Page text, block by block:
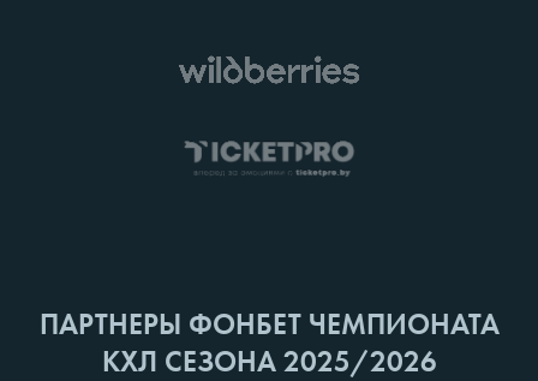
ПАРТНЕРЫ ФОНБЕТ ЧЕМПИОНАТА
КХЛ СЕЗОНА 2025/2026